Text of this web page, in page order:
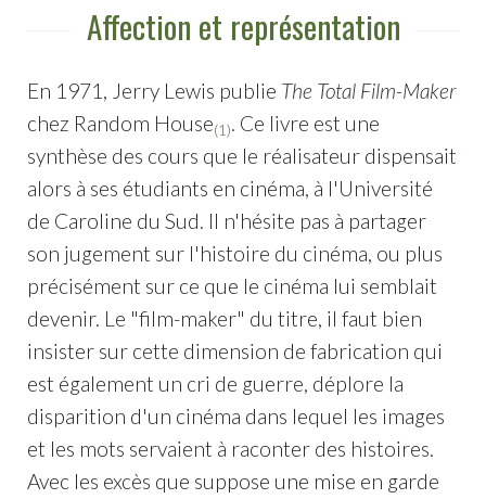
Affection et représentation
En 1971, Jerry Lewis publie The Total Film-Maker
chez Random House(1). Ce livre est une
synthèse des cours que le réalisateur dispensait
alors à ses étudiants en cinéma, à l'Université
de Caroline du Sud. Il n'hésite pas à partager
son jugement sur l'histoire du cinéma, ou plus
précisément sur ce que le cinéma lui semblait
devenir. Le "film-maker" du titre, il faut bien
insister sur cette dimension de fabrication qui
est également un cri de guerre, déplore la
disparition d'un cinéma dans lequel les images
et les mots servaient à raconter des histoires.
Avec les excès que suppose une mise en garde